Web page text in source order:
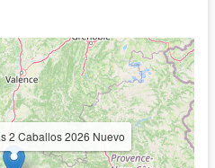
2 Caballos 2026 Nuevo